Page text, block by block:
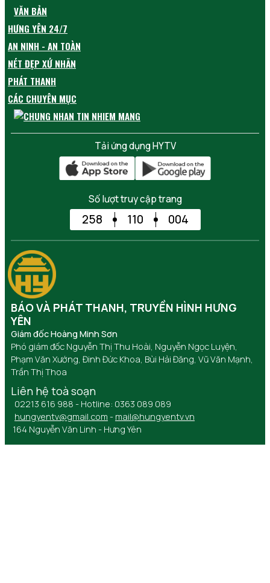
VĂN BẢN
HƯNG YÊN 24/7
AN NINH - AN TOÀN
NÉT ĐẸP XỨ NHÃN
PHÁT THANH
CÁC CHUYÊN MỤC
Tải ứng dụng HYTV
Số lượt truy cập trang
258 110 004
BÁO VÀ PHÁT THANH, TRUYỀN HÌNH HƯNG
YÊN
Giám đốc Hoàng Minh Sơn
Phó giám đốc Nguyễn Thị Thu Hoài, Nguyễn Ngọc Luyện,
Phạm Văn Xướng, Đinh Đức Khoa, Bùi Hải Đăng, Vũ Văn Mạnh,
Trần Thị Thoa
Liên hệ toà soạn
02213 616 988 - Hotline: 0363 089 089
hungyentv@gmail.com - mail@hungyentv.vn
164 Nguyễn Văn Linh - Hưng Yên